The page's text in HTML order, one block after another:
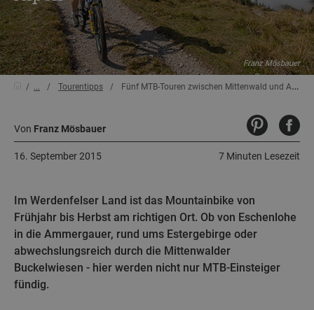
Franz Mösbauer
... Tourentipps Fünf MTB-Touren zwischen Mittenwald und Ammergauer Alpen
Von Franz Mösbauer
7 Minuten Lesezeit
16. September 2015
Im Werdenfelser Land ist das Mountainbike von
Frühjahr bis Herbst am richtigen Ort. Ob von Eschenlohe
in die Ammergauer, rund ums Estergebirge oder
abwechslungsreich durch die Mittenwalder
Buckelwiesen - hier werden nicht nur MTB-Einsteiger
fündig.